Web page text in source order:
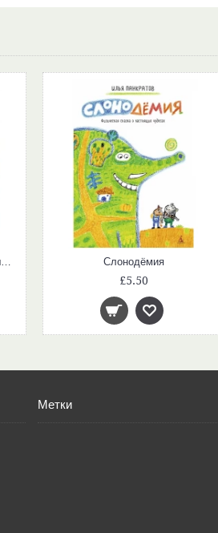
Пять недель на воздушном шаре Слонодёмия
£5.50
Метки